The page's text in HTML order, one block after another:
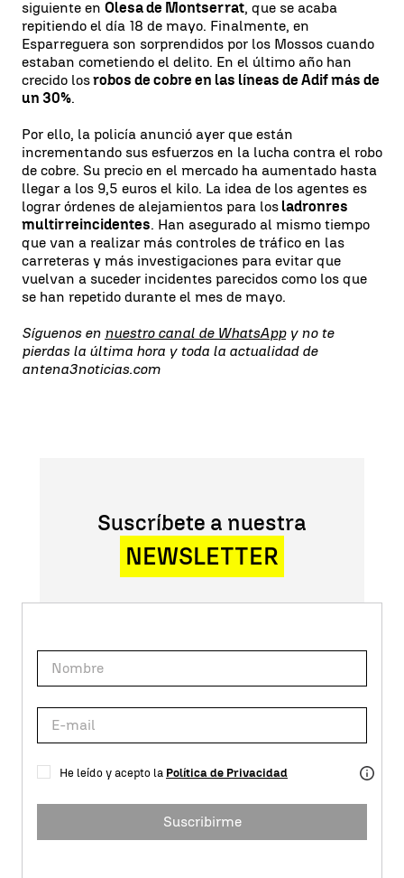
siguiente en Olesa de Montserrat, que se acaba
repitiendo el día 18 de mayo. Finalmente, en
Esparreguera son sorprendidos por los Mossos cuando
estaban cometiendo el delito. En el último año han
crecido losrobos de cobre en las líneas de Adif más de
un 30%.
Por ello, la policía anunció ayer que están
incrementando sus esfuerzos en la lucha contra el robo
de cobre. Su precio en el mercado ha aumentado hasta
llegar a los 9,5 euros el kilo. La idea de los agentes es
lograr órdenes de alejamientos para los ladronres
multirreincidentes. Han asegurado al mismo tiempo
que van a realizar más controles de tráfico en las
carreteras y más investigaciones para evitar que
vuelvan a suceder incidentes parecidos como los que
se han repetido durante el mes de mayo.
Síguenos en nuestro canal de WhatsAppy no te
pierdas la última hora y toda la actualidad de
antena3noticias.com
Suscríbete a nuestra
NEWSLETTER
He leído y acepto la Política de Privacidad
Suscribirme